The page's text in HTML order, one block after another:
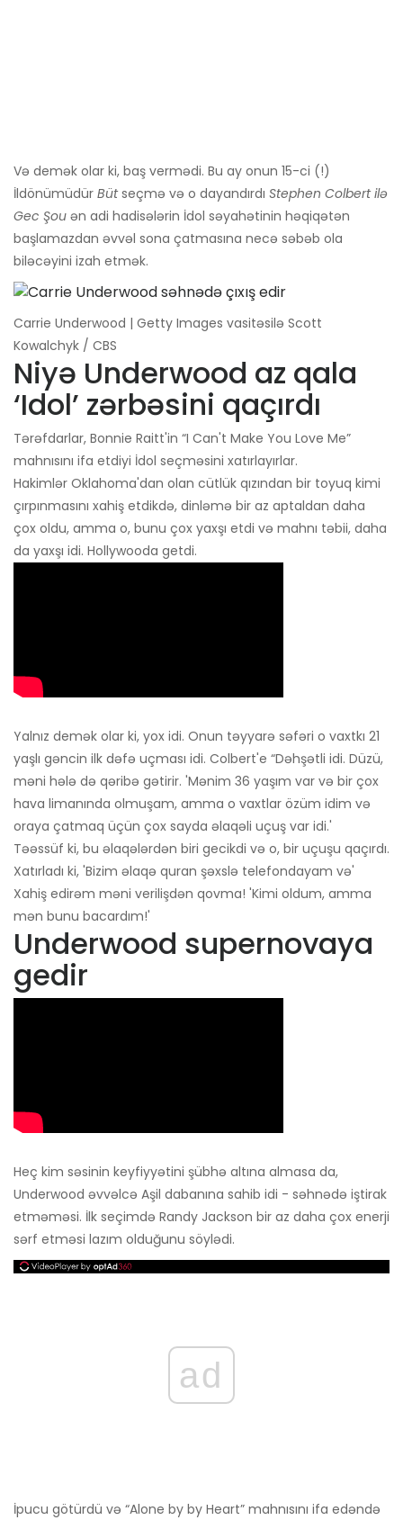
Və demək olar ki, baş vermədi. Bu ay onun 15-ci (!)
İldönümüdür Bütseçmə və o dayandırdı Stephen Colbert ilə
Gec Şou ən adi hadisələrin İdol səyahətinin həqiqətən
başlamazdan əvvəl sona çatmasına necə səbəb ola
biləcəyini izah etmək.
Carrie Underwood | Getty Images vasitəsilə Scott
Kowalchyk / CBS
Niyə Underwood az qala
‘Idol’ zərbəsini qaçırdı
Tərəfdarlar, Bonnie Raitt'in “I Can't Make You Love Me”
mahnısını ifa etdiyi İdol seçməsini xatırlayırlar.
Hakimlər Oklahoma'dan olan cütlük qızından bir toyuq kimi
çırpınmasını xahiş etdikdə, dinləmə bir az aptaldan daha
çox oldu, amma o, bunu çox yaxşı etdi və mahnı təbii, daha
da yaxşı idi. Hollywooda getdi.
Yalnız demək olar ki, yox idi. Onun təyyarə səfəri o vaxtkı 21
yaşlı gəncin ilk dəfə uçması idi. Colbert'e “Dəhşətli idi. Düzü,
məni hələ də qəribə gətirir. 'Mənim 36 yaşım var və bir çox
hava limanında olmuşam, amma o vaxtlar özüm idim və
oraya çatmaq üçün çox sayda əlaqəli uçuş var idi.'
Təəssüf ki, bu əlaqələrdən biri gecikdi və o, bir uçuşu qaçırdı.
Xatırladı ki, 'Bizim əlaqə quran şəxslə telefondayam və'
Xahiş edirəm məni verilişdən qovma! 'Kimi oldum, amma
mən bunu bacardım!'
Underwood supernovaya
gedir
Heç kim səsinin keyfiyyətini şübhə altına almasa da,
Underwood əvvəlcə Aşil dabanına sahib idi - səhnədə iştirak
etməməsi. İlk seçimdə Randy Jackson bir az daha çox enerji
sərf etməsi lazım olduğunu söylədi.
ad
İpucu götürdü və “Alone by by Heart” mahnısını ifa edəndə